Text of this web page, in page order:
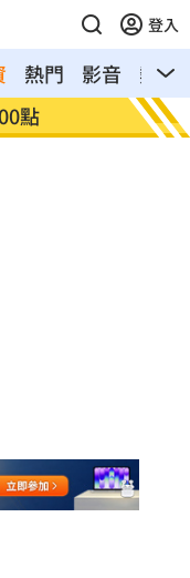
登入
熱門 影音
熱搜
方曝
稱龍